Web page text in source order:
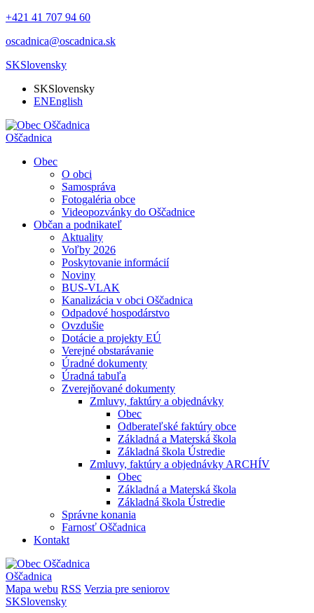
+421 41 707 94 60
oscadnica@oscadnica.sk
SKSlovensky
SKSlovensky
ENEnglish
Oščadnica
Obec
O obci
Samospráva
Fotogaléria obce
Videopozvánky do Oščadnice
Občan a podnikateľ
Aktuality
Voľby 2026
Poskytovanie informácií
Noviny
BUS-VLAK
Kanalizácia v obci Oščadnica
Odpadové hospodárstvo
Ovzdušie
Dotácie a projekty EÚ
Verejné obstarávanie
Úradné dokumenty
Úradná tabuľa
Zverejňované dokumenty
Zmluvy, faktúry a objednávky
Obec
Odberateľské faktúry obce
Základná a Materská škola
Základná škola Ústredie
Zmluvy, faktúry a objednávky ARCHÍV
Obec
Základná a Materská škola
Základná škola Ústredie
Správne konania
Farnosť Oščadnica
Kontakt
Oščadnica
Mapa webu RSS Verzia pre seniorov
SKSlovensky